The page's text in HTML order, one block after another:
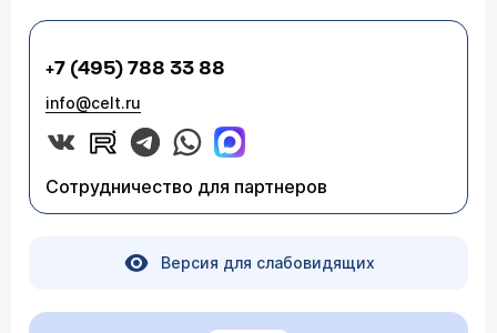
+7 (495) 788 33 88
info@celt.ru
Сотрудничество для партнеров
Версия для слабовидящих